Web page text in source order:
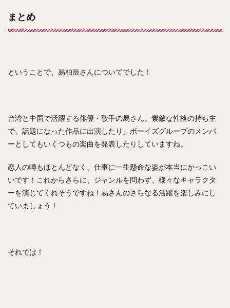
まとめ
ということで、易柏辰さんについてでした！
台湾と中国で活躍する俳優・歌手の易さん。素敵な性格の持ち主
で、話題になった作品に出演したり、ボーイズグループのメンバ
ーとしてもいくつもの楽曲を発表したりしていますね。
恋人の噂もほとんどなく、仕事に一生懸命な姿が本当にかっこい
いです！これからさらに、ジャンルを問わず、様々なキャラクタ
ーを演じてくれそうですね！易さんのさらなる活躍を楽しみにし
ていましょう！
それでは！